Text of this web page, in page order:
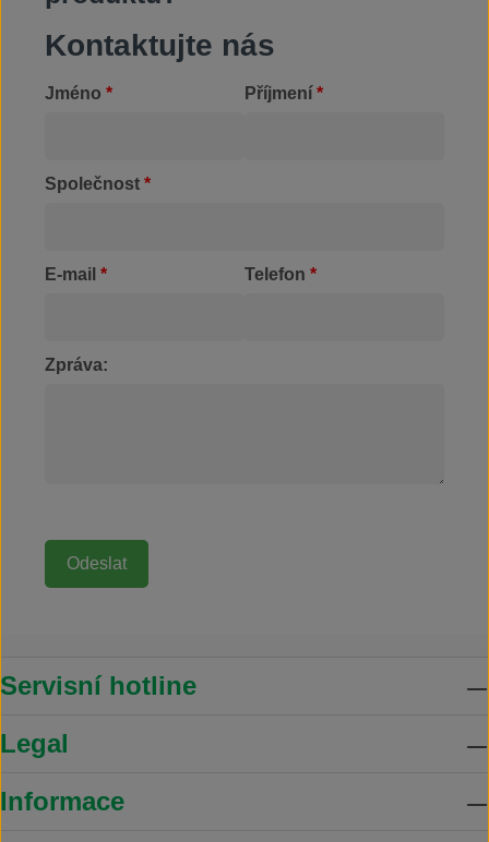
Kontaktujte nás
Jméno * Příjmení *
Společnost *
E-mail * Telefon *
Zpráva:
Servisní hotline
Legal
Informace